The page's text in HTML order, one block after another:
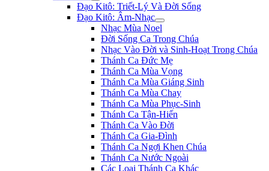
Đạo Kitô: Triết-Lý Và Đời Sống
Đạo Kitô: Âm-Nhạc
Nhạc Mùa Noel
Đời Sống Ca Trong Chúa
Nhạc Vào Đời và Sinh-Hoạt Trong Chúa
Thánh Ca Đức Mẹ
Thánh Ca Mùa Vọng
Thánh Ca Mùa Giáng Sinh
Thánh Ca Mùa Chay
Thánh Ca Mùa Phục-Sinh
Thánh Ca Tận-Hiến
Thánh Ca Vào Đời
Thánh Ca Gia-Đình
Thánh Ca Ngợi Khen Chúa
Thánh Ca Nước Ngoài
Các Loại Thánh Ca Khác